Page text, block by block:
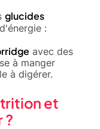
glucides
:
avec des
à manger
à digérer.
et
?